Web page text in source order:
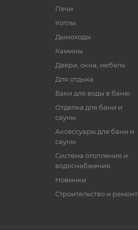
Печи
Котлы
Дымоходы
Камины
Двери, окна, мебель
Для отдыха
Баки для воды в баню
Отделка для бани и
сауны
Аксессуары для бани и
сауны
Система отопления и
водоснабжения
Новинки
Строительство и ремонт